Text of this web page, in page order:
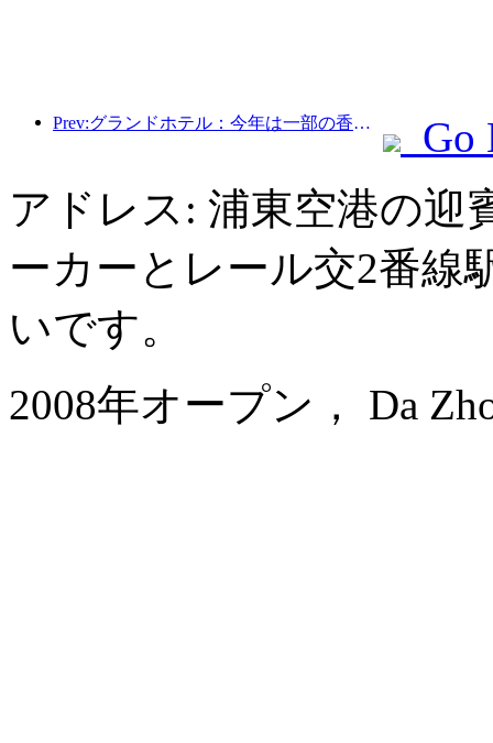
Prev:グランドホテル：今年は一部の香港訪問国際旅客の帰還が見られた
Go
アドレス: 浦東空港の迎
ーカーとレール交2番線
いです。
2008年オープン， Da